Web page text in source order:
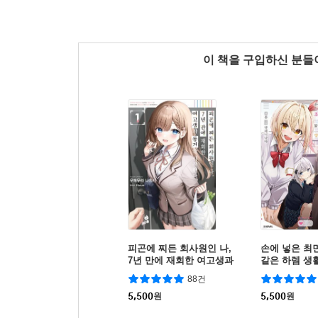
이 책을 구입하신 분
피곤에 찌든 회사원인 나,
7년 만에 재회한 여고생과
동거를 시작한다
88건
5,500원
손에 넣은 최
같은 하렘 생
싶어
5,500원